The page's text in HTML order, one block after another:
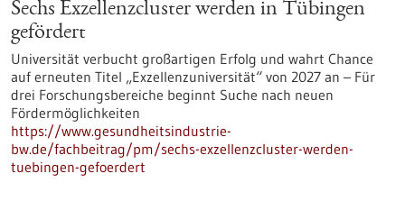
Sechs Exzellenzcluster werden in Tübingen
gefördert
Universität verbucht großartigen Erfolg und wahrt Chance
auf erneuten Titel „Exzellenzuniversität“ von 2027 an – Für
drei Forschungsbereiche beginnt Suche nach neuen
Fördermöglichkeiten
https://www.gesundheitsindustrie-
bw.de/fachbeitrag/pm/sechs-exzellenzcluster-werden-
tuebingen-gefoerdert